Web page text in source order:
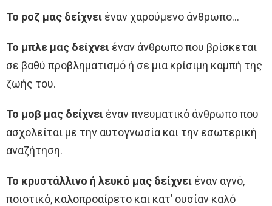
Το ροζ μας δείχνει έναν χαρούμενο άνθρωπο…
Το μπλε μας δείχνει έναν άνθρωπο που βρίσκεται
σε βαθύ προβληματισμό ή σε μια κρίσιμη καμπή της
ζωής του.
Το μοβ μας δείχνει έναν πνευματικό άνθρωπο που
ασχολείται με την αυτογνωσία και την εσωτερική
αναζήτηση.
Το κρυστάλλινο ή λευκό μας δείχνει έναν αγνό,
ποιοτικό, καλοπροαίρετο και κατ’ ουσίαν καλό